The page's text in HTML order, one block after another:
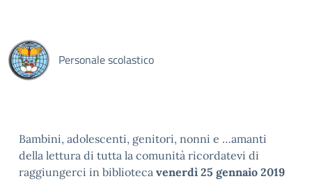
Personale scolastico
Bambini, adolescenti, genitori, nonni e …amanti
della lettura di tutta la comunità ricordatevi di
raggiungerci in biblioteca venerdì 25 gennaio 2019